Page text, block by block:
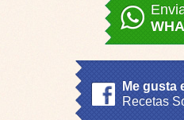
Me gusta
Recetas